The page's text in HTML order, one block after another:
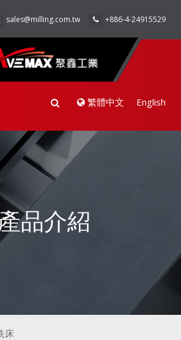
sales@milling.com.tw +886-4-24915529
繁體中文 English
產品介紹
床